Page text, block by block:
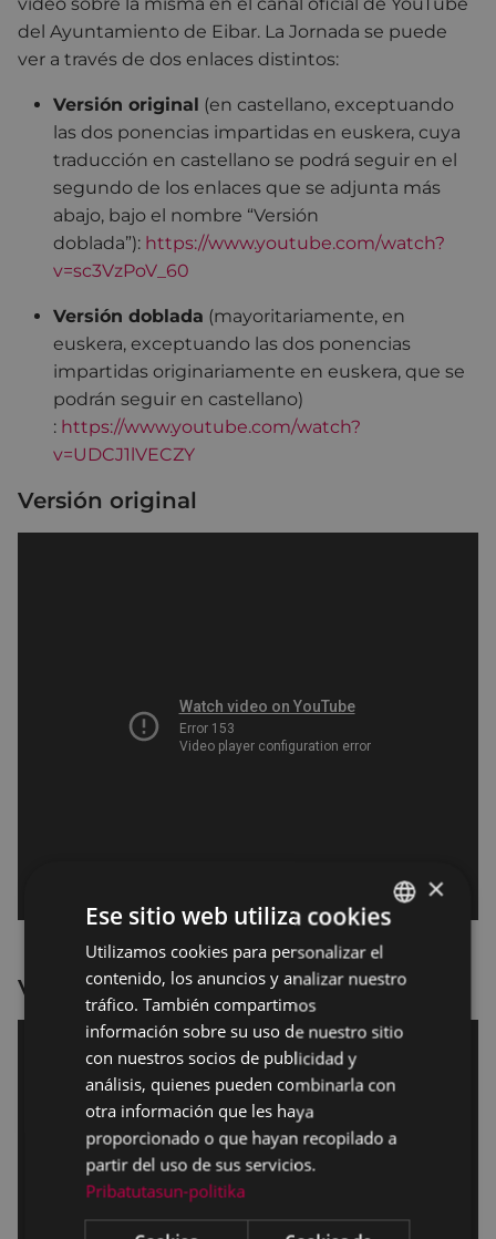
del Ayuntamiento de Eibar. La Jornada se puede
ver a través de dos enlaces distintos:
Versión original (en castellano, exceptuando
las dos ponencias impartidas en euskera, cuya
traducción en castellano se podrá seguir en el
segundo de los enlaces que se adjunta más
abajo, bajo el nombre “Versión
doblada”): https://www.youtube.com/watch?
v=sc3VzPoV_60
Versión doblada (mayoritariamente, en
euskera, exceptuando las dos ponencias
impartidas originariamente en euskera, que se
podrán seguir en castellano)
: https://www.youtube.com/watch?
v=UDCJ1lVECZY
Versión original
Versión doblada
BASQUE
SPANISH
×
Ese sitio web utiliza cookies
Utilizamos cookies para personalizar el
contenido, los anuncios y analizar nuestro
tráfico. También compartimos
información sobre su uso de nuestro sitio
con nuestros socios de publicidad y
análisis, quienes pueden combinarla con
otra información que les haya
proporcionado o que hayan recopilado a
partir del uso de sus servicios.
Pribatutasun-politika